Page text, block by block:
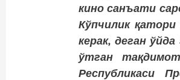
кино санъати
Кўпчилик
керак, деган
ўтган
Республикаси